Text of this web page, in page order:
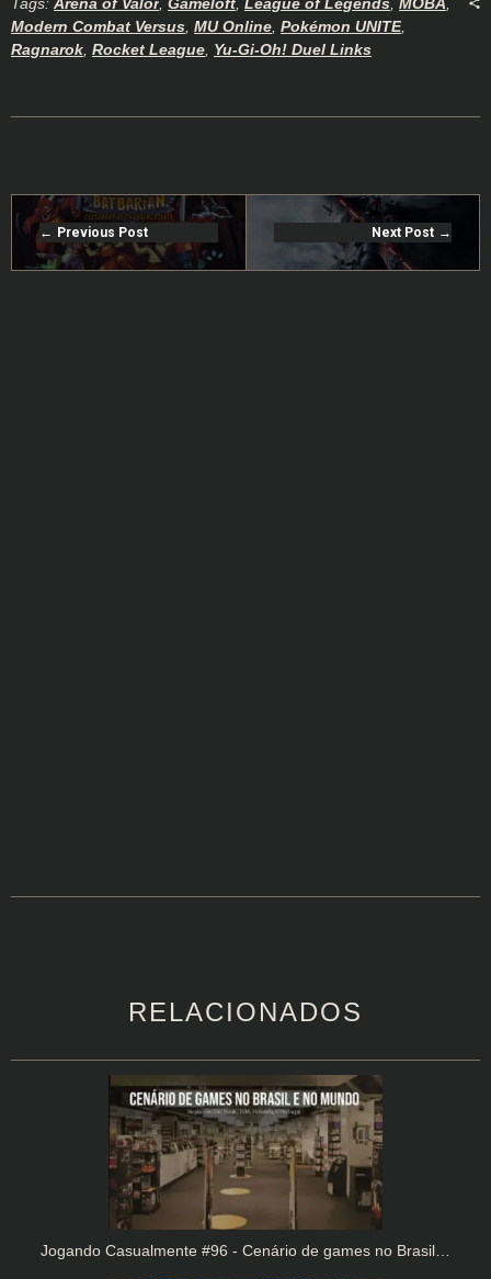
Modern Combat Versus MU Online Pokémon UNITE
Ragnarok Rocket League Yu-Gi-Oh! Duel Links
Previous Post Next Post
RELACIONADOS
Jogando Casualmente #96 - Cenário de games no Brasil…